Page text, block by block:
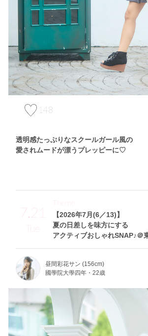
148
透明感たっぷりなスクールガール風の
愛されムードが漂うプレッピーに♡
7.21
Tue
【2026年7月(6／13)】
夏の日差しを味方にする
アクティブおしゃれSNAP♪＠
Theme
昼間彩花サン (156cm)
國學院大學四年・22歳